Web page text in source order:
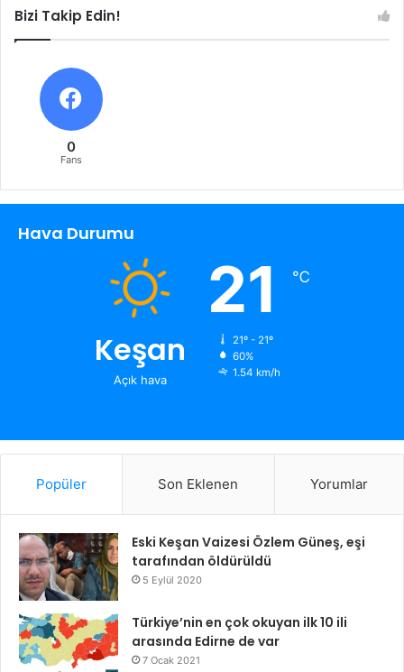
Bizi Takip Edin!
0
Fans
Hava Durumu
Keşan
Açık hava
21 ℃
21º - 21º
60%
1.54 km/h
Popüler Son Eklenen Yorumlar
Eski Keşan Vaizesi Özlem Güneş, eşi
tarafından öldürüldü
5 Eylül 2020
Türkiye’nin en çok okuyan ilk 10 ili
arasında Edirne de var
7 Ocak 2021